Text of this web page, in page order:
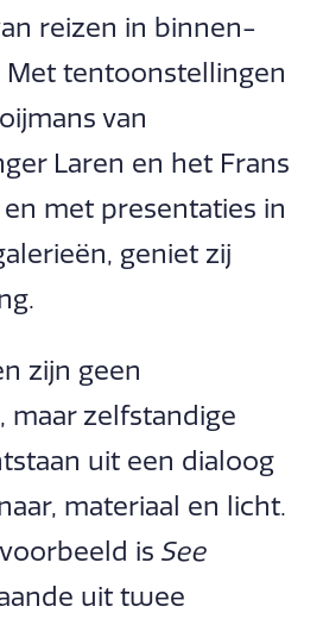
reizen in binnen-
tentoonstellingen
van
Laren en het Frans
met presentaties in
geniet zij
zijn geen
maar zelfstandige
uit een dialoog
materiaal en licht.
is See
uit twee